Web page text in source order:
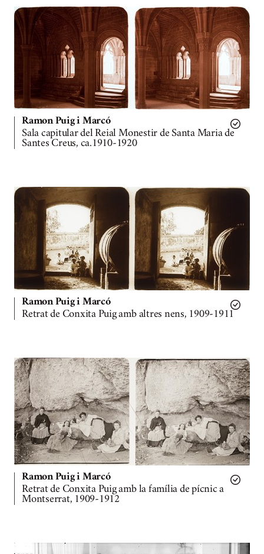
Ramon Puig i Marcó
Sala capitular del Reial Monestir de Santa Maria de
Santes Creus, ca.1910-1920
Ramon Puig i Marcó
Retrat de Conxita Puig amb altres nens, 1909-1911
Ramon Puig i Marcó
Retrat de Conxita Puig amb la família de pícnic a
Montserrat, 1909-1912